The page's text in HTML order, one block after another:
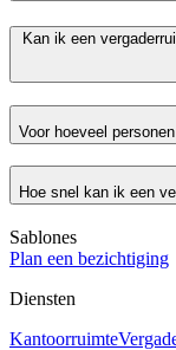
Kan ik een
Voor hoeveel
Hoe snel kan ik een
Sablones
Plan een bezichtiging
Diensten
Kantoorruimte